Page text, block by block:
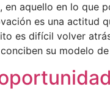
aquello en lo que
es una actitud
es difícil volver
su modelo